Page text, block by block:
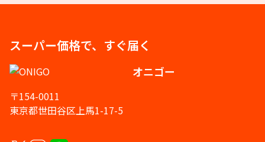
スーパー価格で、すぐ届く
オニゴー
〒154-0011
東京都世田谷区上馬1-17-5